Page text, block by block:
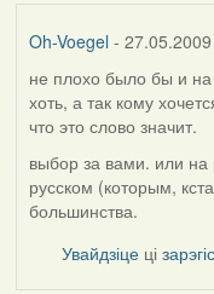
Oh-Voegel -
In
reply
to
by
Harrier
не плохо было бы и
хоть, а так кому
что это слово значит.
выбор за вами. или на
русском (которым,
большинства.
Увайдзіце ці